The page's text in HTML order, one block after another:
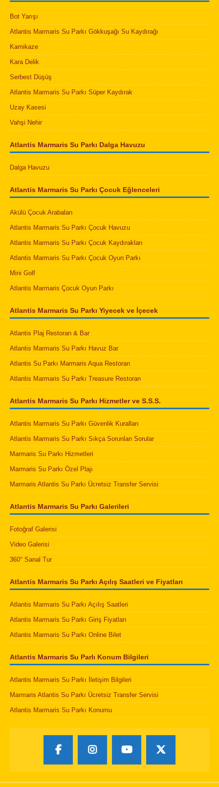
Bot Yarışı
Atlantis Marmaris Su Parkı Gökkuşağı Su Kaydırağı
Kamikaze
Kara Delik
Serbest Düşüş
Atlantis Marmaris Su Parkı Süper Kaydırak
Uzay Kasesi
Vahşi Nehir
Atlantis Marmaris Su Parkı Dalga Havuzu
Dalga Havuzu
Atlantis Marmaris Su Parkı Çocuk Eğlenceleri
Akülü Çocuk Arabaları
Atlantis Marmaris Su Parkı Çocuk Havuzu
Atlantis Marmaris Su Parkı Çocuk Kaydırakları
Atlantis Marmaris Su Parkı Çocuk Oyun Parkı
Mini Golf
Atlantis Marmaris Çocuk Oyun Parkı
Atlantis Marmaris Su Parkı Yiyecek ve İçecek
Atlantis Plaj Restoran & Bar
Atlantis Marmaris Su Parkı Havuz Bar
Atlantis Su Parkı Marmaris Aqua Restoran
Atlantis Marmaris Su Parkı Treasure Restoran
Atlantis Marmaris Su Parkı Hizmetler ve S.S.S.
Atlantis Marmaris Su Parkı Güvenlik Kuralları
Atlantis Marmaris Su Parkı Sıkça Sorunlan Sorular
Marmaris Su Parkı Hizmetleri
Marmaris Su Parkı Özel Plajı
Marmaris Atlantis Su Parkı Ücretsiz Transfer Servisi
Atlantis Marmaris Su Parkı Galerileri
Fotoğraf Galerisi
Video Galerisi
360° Sanal Tur
Atlantis Marmaris Su Parkı Açılış Saatleri ve Fiyatları
Atlantis Marmaris Su Parkı Açılış Saatleri
Atlantis Marmaris Su Parkı Giriş Fiyatları
Atlantis Marmaris Su Parkı Online Bilet
Atlantis Marmaris Su Parlı Konum Bilgileri
Atlantis Marmaris Su Parkı İletişim Bilgileri
Marmaris Atlantis Su Parkı Ücretsiz Transfer Servisi
Atlantis Marmaris Su Parkı Konumu